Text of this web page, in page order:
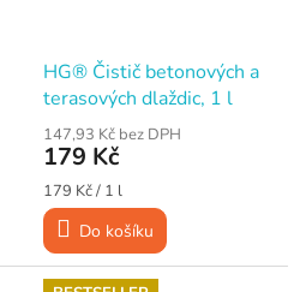
HG® Čistič betonových a
terasových dlaždic, 1 l
147,93 Kč bez DPH
179 Kč
Měrná
cena:
179 Kč / 1 l
Do košíku